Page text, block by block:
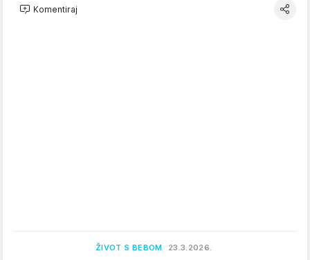
Komentiraj
ŽIVOT S BEBOM 23.3.2026.